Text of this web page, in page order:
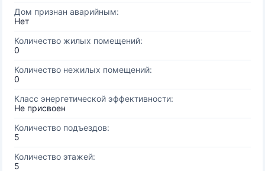
Дом признан аварийным:
Нет
Количество жилых помещений:
0
Количество нежилых помещений:
0
Класс энергетической эффективности:
Не присвоен
Количество подъездов:
5
Количество этажей:
5